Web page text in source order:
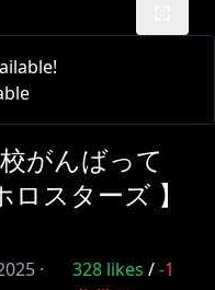
がんばって
スターズ 】
·
328 likes /-1